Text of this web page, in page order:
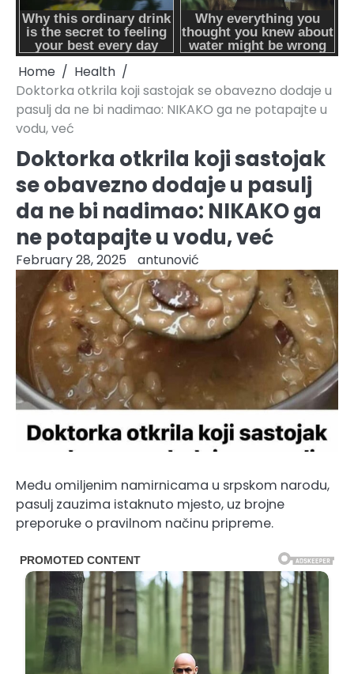
Home
Health
Doktorka otkrila koji sastojak se obavezno dodaje u
pasulj da ne bi nadimao: NIKAKO ga ne potapajte u
vodu, već
Doktorka otkrila koji sastojak
se obavezno dodaje u pasulj
da ne bi nadimao: NIKAKO ga
ne potapajte u vodu, već
February 28, 2025 antunović
Među omiljenim namirnicama u srpskom narodu,
pasulj zauzima istaknuto mjesto, uz brojne
preporuke o pravilnom načinu pripreme.